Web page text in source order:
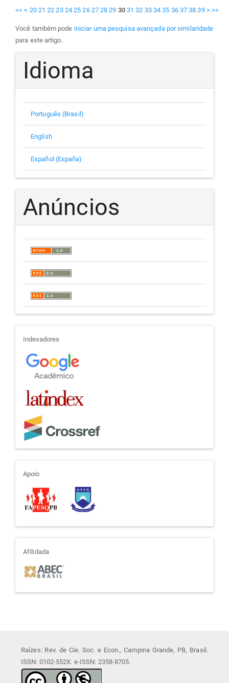
<< < 20 21 22 23 24 25 26 27 28 29 30 31 32 33 34 35 36 37 38 39 > >>
Você também pode iniciar uma pesquisa avançada por similaridade
para este artigo.
Idioma
Português (Brasil)
English
Español (España)
Anúncios
indexadores
Indexadores
apoio
Apoio
afiliada
Afilidada
Raízes: Rev. de Cie. Soc. e Econ., Campina Grande, PB, Brasil.
ISSN: 0102-552X. e-ISSN: 2358-8705.